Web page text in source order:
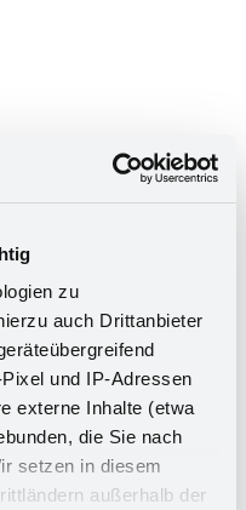
zu
auch Drittanbieter
und IP-Adressen
externe Inhalte (etwa
die Sie nach
setzen in diesem
außerhalb der